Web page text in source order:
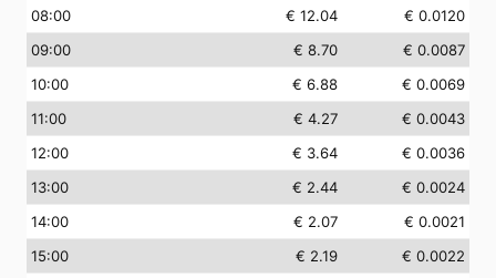
08:00 € 12.04
€ 0.0120
09:00 € 8.70
€ 0.0087
10:00 € 6.88
€ 0.0069
11:00 € 4.27
€ 0.0043
12:00 € 3.64
€ 0.0036
13:00 € 2.44
€ 0.0024
14:00 € 2.07
€ 0.0021
15:00 € 2.19
€ 0.0022